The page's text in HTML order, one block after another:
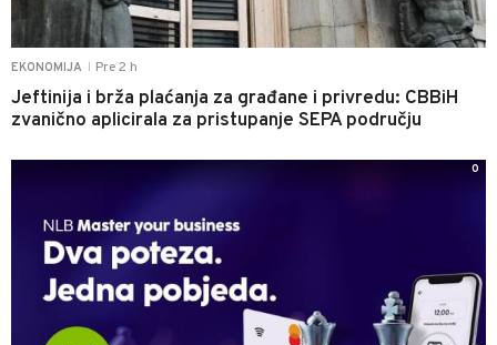
EKONOMIJA Pre 2 h
Jeftinija i brža plaćanja za građane i privredu: CBBiH
zvanično aplicirala za pristupanje SEPA području
0